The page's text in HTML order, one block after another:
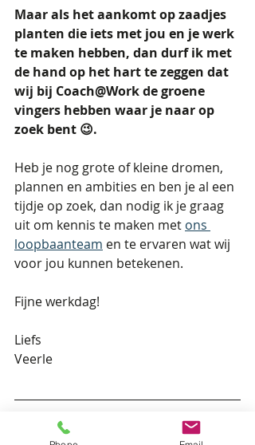
Maar als het aankomt op zaadjes
planten die iets met jou en je werk
te maken hebben, dan durf ik met
de hand op het hart te zeggen dat
wij bij Coach@Work de groene
vingers hebben waar je naar op
zoek bent 😉.
Heb je nog grote of kleine dromen,
plannen en ambities en ben je al een
tijdje op zoek, dan nodig ik je graag
uit om kennis te maken met ons
loopbaanteam en te ervaren wat wij
voor jou kunnen betekenen.
Fijne werkdag!
Liefs
Veerle
Wil je graag meer inspiratie ontvangen?
Meld je dan aan als VIP en ontvang